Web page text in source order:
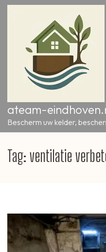
Ga
ateam-
Bescherm uw kelder,
Tag: ventilatie